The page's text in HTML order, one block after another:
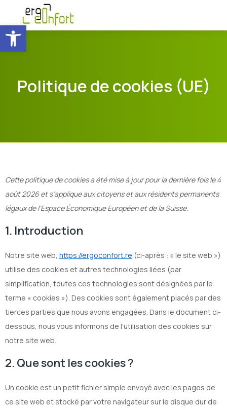
Ouvrir la barre d’outils
Politique de cookies (UE)
Cette politique de cookies a été mise à jour pour la dernière fois le 4
août 2026 et s’applique aux citoyens et aux résidents permanents
légaux de l’Espace Économique Européen et de la Suisse.
1. Introduction
Notre site web, https://ergoconfort.re (ci-après : « le site web »)
utilise des cookies et autres technologies liées (par
simplification, toutes ces technologies sont désignées par le
terme « cookies »). Des cookies sont également placés par des
tierces parties que nous avons engagées. Dans le document ci-
dessous, nous vous informons de l’utilisation des cookies sur
notre site web.
2. Que sont les cookies ?
Un cookie est un petit fichier simple envoyé avec les pages de
ce site web et stocké par votre navigateur sur le disque dur de